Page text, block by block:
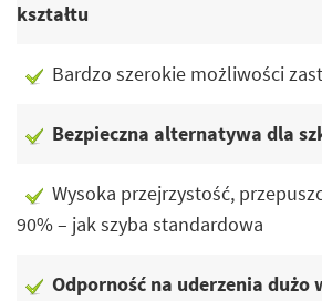
kształtu
Bardzo szerokie możliwości
Bezpieczna alternatywa dla
Wysoka przejrzystość,
90% – jak szyba standardowa
Odporność na uderzenia dużo